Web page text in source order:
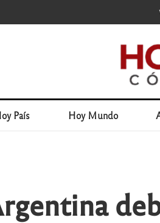
País Hoy Mundo